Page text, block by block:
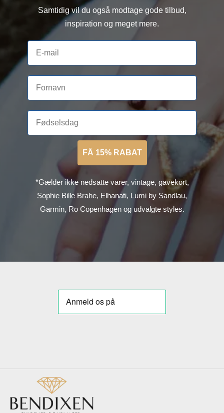
Samtidig vil du også modtage gode tilbud,
inspiration og meget mere.
FÅ 15% RABAT
*Gælder ikke nedsatte varer, vintage, gavekort,
Sophie Bille Brahe, Elhanati, Lumi by Sandlau,
Garmin, Ro Copenhagen og udvalgte styles.